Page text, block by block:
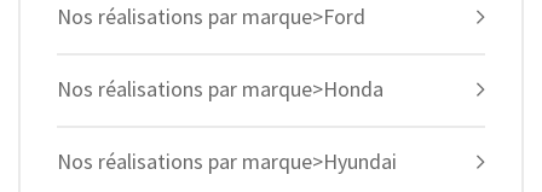
Nos réalisations par marque>Ford
Nos réalisations par marque>Honda
Nos réalisations par marque>Hyundai